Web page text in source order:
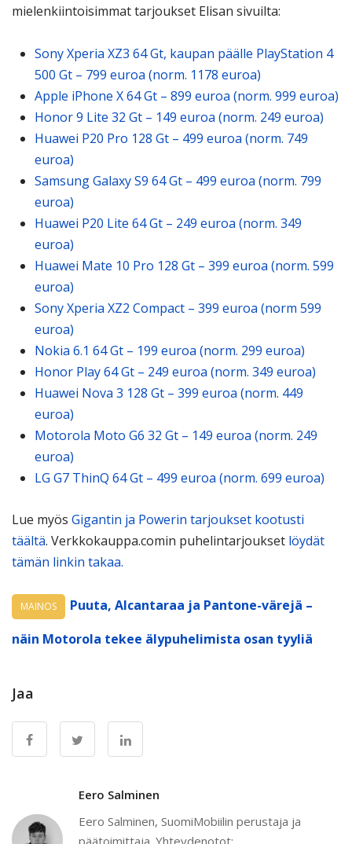
mielenkiintoisimmat tarjoukset Elisan sivuilta:
Sony Xperia XZ3 64 Gt, kaupan päälle PlayStation 4
500 Gt – 799 euroa (norm. 1178 euroa)
Apple iPhone X 64 Gt – 899 euroa (norm. 999 euroa)
Honor 9 Lite 32 Gt – 149 euroa (norm. 249 euroa)
Huawei P20 Pro 128 Gt – 499 euroa (norm. 749
euroa)
Samsung Galaxy S9 64 Gt – 499 euroa (norm. 799
euroa)
Huawei P20 Lite 64 Gt – 249 euroa (norm. 349
euroa)
Huawei Mate 10 Pro 128 Gt – 399 euroa (norm. 599
euroa)
Sony Xperia XZ2 Compact – 399 euroa (norm 599
euroa)
Nokia 6.1 64 Gt – 199 euroa (norm. 299 euroa)
Honor Play 64 Gt – 249 euroa (norm. 349 euroa)
Huawei Nova 3 128 Gt – 399 euroa (norm. 449
euroa)
Motorola Moto G6 32 Gt – 149 euroa (norm. 249
euroa)
LG G7 ThinQ 64 Gt – 499 euroa (norm. 699 euroa)
Lue myös Gigantin ja Powerin tarjoukset kootusti
täältä. Verkkokauppa.comin puhelintarjoukset löydät
tämän linkin takaa.
MAINOS
Puuta, Alcantaraa ja Pantone-värejä –
näin Motorola tekee älypuhelimista osan tyyliä
Jaa
Eero Salminen
Eero Salminen, SuomiMobiilin perustaja ja